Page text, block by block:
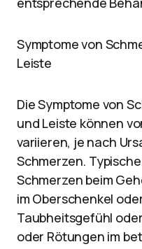
Symptome von
Leiste
Die Symptome von
und Leiste können
variieren, je nach
Schmerzen.
Schmerzen beim
im Oberschenkel
Taubheitsgefühl
oder Rötungen im